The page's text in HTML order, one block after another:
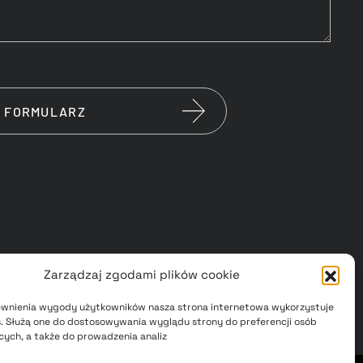
Zarządzaj zgodami plików cookie
wygody użytkowników nasza strona internetowa wykorzystuje
Służą one do dostosowywania wyglądu strony do preferencji osób
a także do prowadzenia analiz